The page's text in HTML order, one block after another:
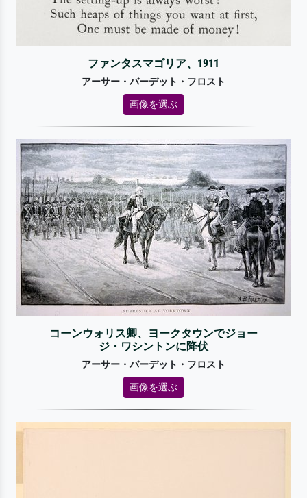
ファンタスマゴリア、1911
アーサー・バーデット・フロスト
画像を選ぶ
コーンウォリス卿、ヨークタウンでジョー
ジ・ワシントンに降伏
アーサー・バーデット・フロスト
画像を選ぶ